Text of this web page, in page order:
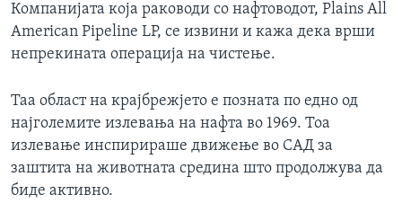
Компанијата која раководи со нафтоводот, Plains All
American Pipeline LP, се извини и кажа дека врши
непрекината операција на чистење.
Таа област на крајбрежјето е позната по едно од
најголемите излевања на нафта во 1969. Тоа
излевање инспирираше движење во САД за
заштита на животната средина што продолжува да
биде активно.